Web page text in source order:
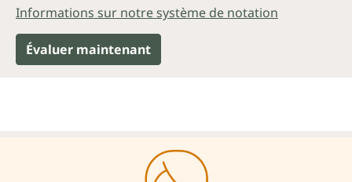
Informations sur notre système de notation
Évaluer maintenant